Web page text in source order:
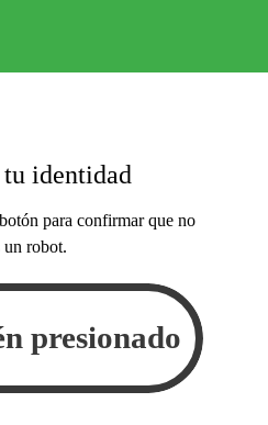
identidad
para confirmar que no
un robot.